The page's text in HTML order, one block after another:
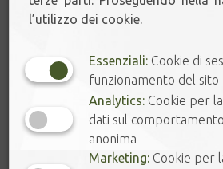
ORIENTAL.
FLOREALE.
CARTA REGALO
l’utilizzo dei cookie.
Essenziali: Cookie di
funzionamento del sito
Analytics: Cookie per
dati sul
anonima
Marketing: Cookie per